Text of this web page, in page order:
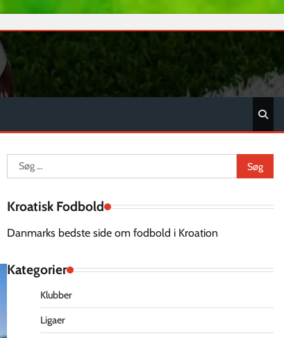
Søg
efter:
Kroatisk Fodbold
Danmarks bedste side om fodbold i Kroation
Kategorier
Klubber
Ligaer